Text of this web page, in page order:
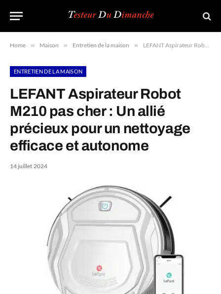
Home » Maison » Entretien de la maison » LEFANT Aspirateur Robot M210 pas cher : Un allié précieux pour un nettoyage efficace et autonome
ENTRETIEN DE LA MAISON
LEFANT Aspirateur Robot
M210 pas cher : Un allié
précieux pour un nettoyage
efficace et autonome
14 juillet 2024